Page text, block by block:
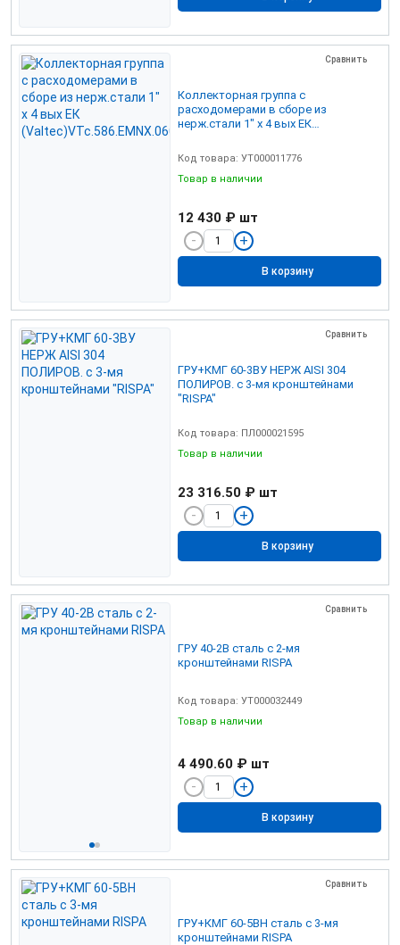
Сравнить
Коллекторная группа с
расходомерами в сборе из
нерж.стали 1" х 4 вых ЕК
Код товара: УТ000011776
Товар в наличии
12 430 ₽ шт
В корзину
Сравнить
ГРУ+КМГ 60-3ВУ НЕРЖ AISI 304
ПОЛИРОВ. с 3-мя кронштейнами
"RISPA"
Код товара: ПЛ000021595
Товар в наличии
23 316.50 ₽ шт
В корзину
Сравнить
ГРУ 40-2В сталь с 2-мя
кронштейнами RISPA
Код товара: УТ000032449
Товар в наличии
4 490.60 ₽ шт
В корзину
Сравнить
ГРУ+КМГ 60-5ВН сталь с 3-мя
кронштейнами RISPA